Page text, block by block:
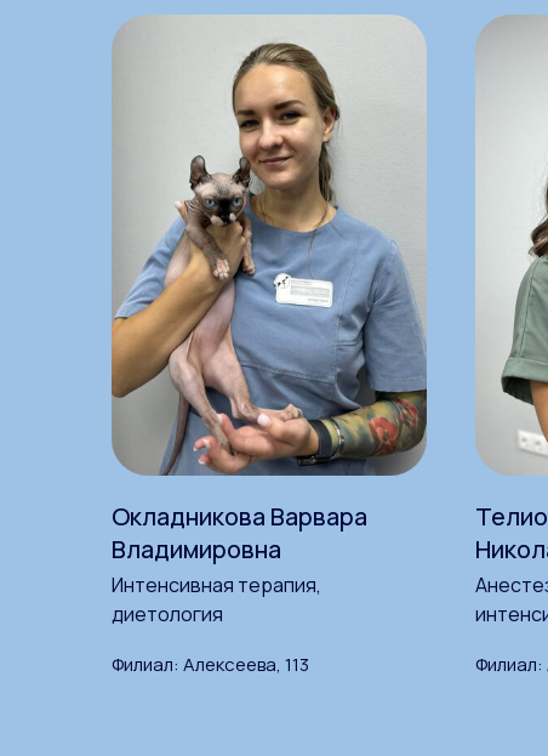
Окладникова Варвара
Владимировна
Интенсивная терапия,
диетология
Филиал: Алексеева, 113 Филиал: